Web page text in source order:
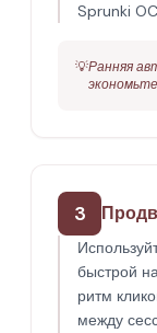
Sprunki
💡Ранняя
3
быстрой
ритм
между